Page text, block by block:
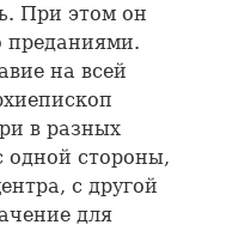
При этом он
преданиями.
на всей
в разных
стороны,
с другой
для